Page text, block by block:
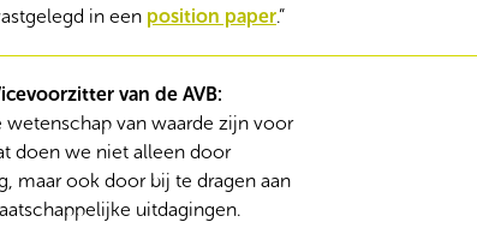
in een position paper.”
van de AVB:
wetenschap van waarde zijn voor
doen we niet alleen door
maar ook door bij te dragen aan
uitdagingen.